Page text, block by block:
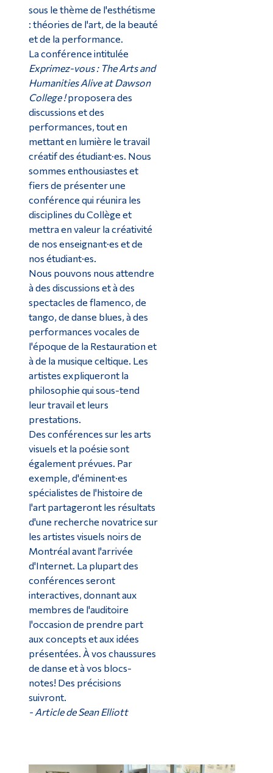
sous le thème de l'esthétisme
: théories de l'art, de la beauté
et de la performance.
La conférence intitulée
Exprimez-vous : The Arts and
Humanities Alive at Dawson
College !proposera des
discussions et des
performances, tout en
mettant en lumière le travail
créatif des étudiant·es. Nous
sommes enthousiastes et
fiers de présenter une
conférence qui réunira les
disciplines du Collège et
mettra en valeur la créativité
de nos enseignant·es et de
nos étudiant·es.
Nous pouvons nous attendre
à des discussions et à des
spectacles de flamenco, de
tango, de danse blues, à des
performances vocales de
l'époque de la Restauration et
à de la musique celtique. Les
artistes expliqueront la
philosophie qui sous-tend
leur travail et leurs
prestations.
Des conférences sur les arts
visuels et la poésie sont
également prévues. Par
exemple, d'éminent·es
spécialistes de l'histoire de
l'art partageront les résultats
d'une recherche novatrice sur
les artistes visuels noirs de
Montréal avant l'arrivée
d'Internet. La plupart des
conférences seront
interactives, donnant aux
membres de l'auditoire
l'occasion de prendre part
aux concepts et aux idées
présentées. À vos chaussures
de danse et à vos blocs-
notes! Des précisions
suivront.
- Article de Sean Elliott